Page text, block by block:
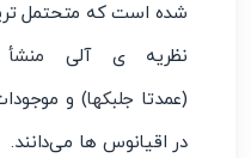
شده است که متحتمل
نظریه ی آلی
(عمدتا جلبکها) و
در اقیانوس ها می‌دانند.